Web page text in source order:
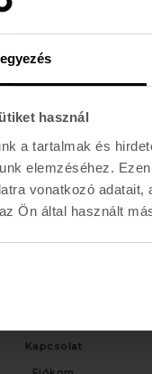
használ
a tartalmak és
elemzéséhez.
vonatkozó
Ön által használt
Kapcsolat